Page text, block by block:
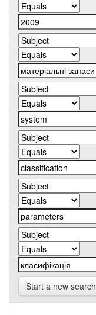
Start a new search